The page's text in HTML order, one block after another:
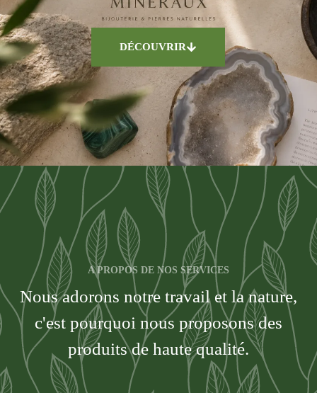
DÉCOUVRIR
A PROPOS DE NOS SERVICES
Nous adorons notre travail et la nature,
c'est pourquoi nous proposons des
produits de haute qualité.